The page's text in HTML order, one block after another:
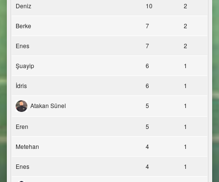
Deniz 10 2
Berke 7 2
Enes 7 2
Şuayip 6 1
İdris 6 1
Atakan Sünel 5 1
Eren 5 1
Metehan 4 1
Enes 4 1